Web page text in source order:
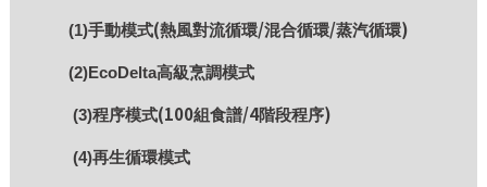
(1)手動模式(熱風對流循環/混合循環/蒸汽循環)
(2)EcoDelta高級烹調模式
(3)程序模式(100組食譜/4階段程序)
(4)再生循環模式